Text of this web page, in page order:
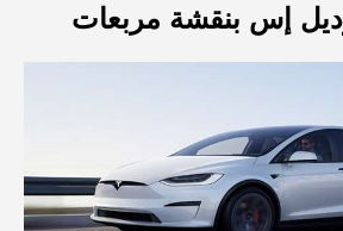
في منطقة الخليج التجاري، دبي
على الإطلاق: قائمة هواة الجمع
إس بنقشة مربعات